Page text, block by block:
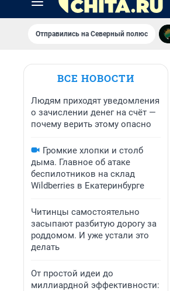
Отправились на Северный полюс
ВСЕ НОВОСТИ
Людям приходят уведомления
о зачислении денег на счёт —
почему верить этому опасно
Громкие хлопки и столб
дыма. Главное об атаке
беспилотников на склад
Wildberries в Екатеринбурге
Читинцы самостоятельно
засыпают разбитую дорогу за
роддомом. И уже устали это
делать
От простой идеи до
миллиардной эффективности: